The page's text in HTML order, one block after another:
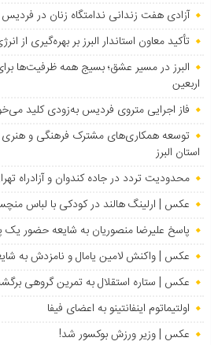
آزادی هفت زندانی ندامتگاه زنان در فردیس
تأکید معاون استاندار البرز بر بهره‌گیری
البرز در مسیر عشق؛ بسیج همه ظرفیت‌ها
اربعین
فاز اجرایی متروی فردیس به‌زودی کلید
توسعه همکاری‌های مشترک فرهنگی و هنری
استان البرز
محدودیت تردد در جاده کندوان و آزادراه
عکس | ارلینگ هالند در کودکی با لباس
پاسخ علیرضا منصوریان به شایعه حضور یک
عکس | واکنش لامین یامال و نامزدش به
عکس | ستاره استقلال به تمرین گروهی
اولتیماتوم اینفانتینو به اعضای فیفا
عکس | وزیر ورزش بوکسور شد!